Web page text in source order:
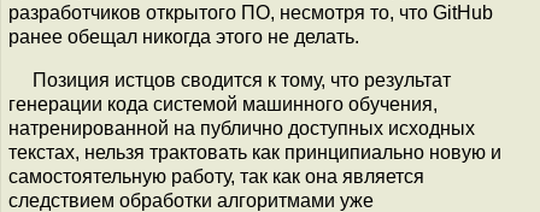
разработчиков открытого ПО, несмотря то, что GitHub
ранее обещал никогда этого не делать.
Позиция истцов сводится к тому, что результат
генерации кода системой машинного обучения,
натренированной на публично доступных исходных
текстах, нельзя трактовать как принципиально новую и
самостоятельную работу, так как она является
следствием обработки алгоритмами уже